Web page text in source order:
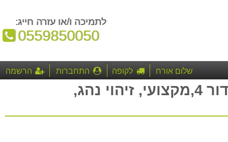
לתמיכה ו/או עזרה חייג:
טלפון:
0559850050
שלום אורח לקופה התחברות הרשמה
חיפשת: איתור רכב, מעקב רכב, איתור רכב, 4g, דור 4,מקצועי, זיהוי נהג,